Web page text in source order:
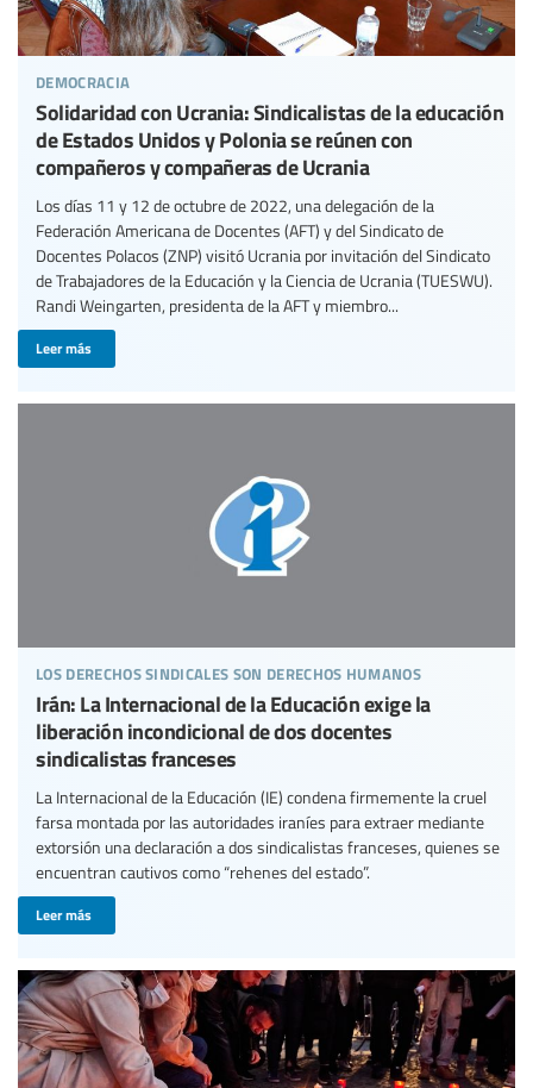
democracia
Solidaridad con Ucrania: Sindicalistas de la educación
de Estados Unidos y Polonia se reúnen con
compañeros y compañeras de Ucrania
Los días 11 y 12 de octubre de 2022, una delegación de la
Federación Americana de Docentes (AFT) y del Sindicato de
Docentes Polacos (ZNP) visitó Ucrania por invitación del Sindicato
de Trabajadores de la Educación y la Ciencia de Ucrania (TUESWU).
Randi Weingarten, presidenta de la AFT y miembro...
Leer más
los derechos sindicales son derechos humanos
Irán: La Internacional de la Educación exige la
liberación incondicional de dos docentes
sindicalistas franceses
La Internacional de la Educación (IE) condena firmemente la cruel
farsa montada por las autoridades iraníes para extraer mediante
extorsión una declaración a dos sindicalistas franceses, quienes se
encuentran cautivos como “rehenes del estado”.
Leer más